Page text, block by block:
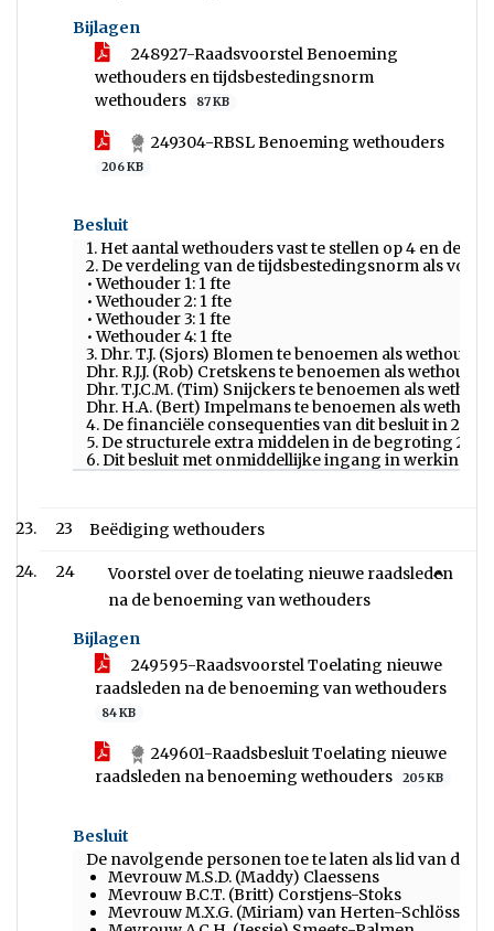
Bijlagen
248927-Raadsvoorstel Benoeming
wethouders en tijdsbestedingsnorm
wethouders
87 KB
249304-RBSL Benoeming wethouders
206 KB
Besluit
1. Het aantal wethouders vast te stellen op 4 en de
2. De verdeling van de tijdsbestedingsnorm als volgt
• Wethouder 1: 1 fte
• Wethouder 2: 1 fte
• Wethouder 3: 1 fte
• Wethouder 4: 1 fte
3. Dhr. T.J. (Sjors) Blomen te benoemen als wethouder
Dhr. R.J.J. (Rob) Cretskens te benoemen als wethouder
Dhr. T.J.C.M. (Tim) Snijckers te benoemen als
Dhr. H.A. (Bert) Impelmans te benoemen als
4. De financiële consequenties van dit besluit in
5. De structurele extra middelen in de begroting
6. Dit besluit met onmiddellijke ingang in werking te
23 Beëdiging wethouders
24
Voorstel over de toelating nieuwe raadsleden
na de benoeming van wethouders
Bijlagen
249595-Raadsvoorstel Toelating nieuwe
raadsleden na de benoeming van wethouders
84 KB
249601-Raadsbesluit Toelating nieuwe
raadsleden na benoeming wethouders
205 KB
Besluit
De navolgende personen toe te laten als lid van de
Mevrouw M.S.D. (Maddy) Claessens
Mevrouw B.C.T. (Britt) Corstjens-Stoks
Mevrouw M.X.G. (Miriam) van Herten-Schlössels